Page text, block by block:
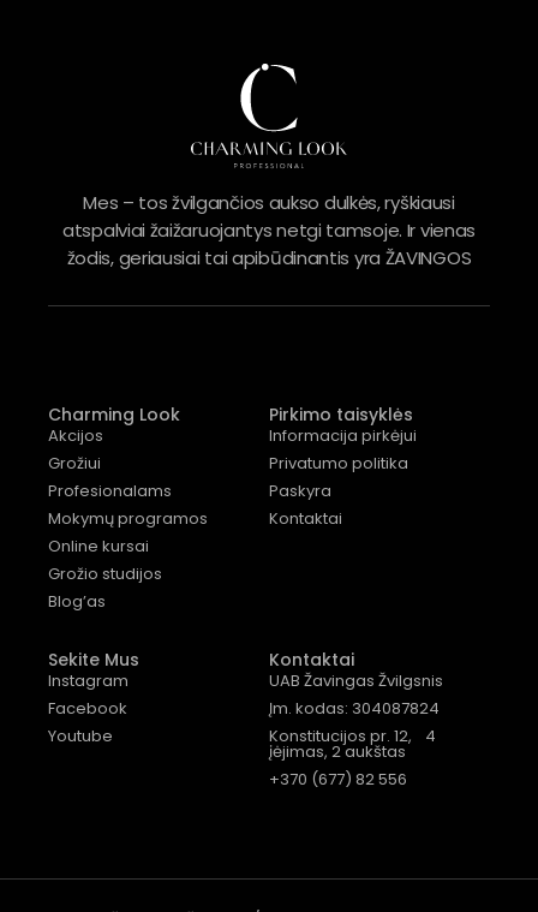
Mes – tos žvilgančios aukso dulkės, ryškiausi
atspalviai žaižaruojantys netgi tamsoje. Ir vienas
žodis, geriausiai tai apibūdinantis yra ŽAVINGOS
Charming Look
Akcijos
Grožiui
Profesionalams
Mokymų programos
Online kursai
Grožio studijos
Blog’as
Pirkimo taisyklės
Informacija pirkėjui
Privatumo politika
Paskyra
Kontaktai
Sekite Mus
Instagram
Facebook
Youtube
Kontaktai
UAB Žavingas Žvilgsnis
Įm. kodas: 304087824
Konstitucijos pr. 12, 4
įėjimas, 2 aukštas
+370 (677) 82 556